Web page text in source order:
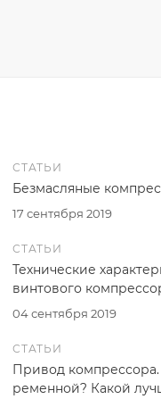
СТАТЬИ
17 сентября 2019
Безмасляные
СТАТЬИ
04 сентября 2019
Технические
винтового
СТАТЬИ
Привод
ременной? Какой